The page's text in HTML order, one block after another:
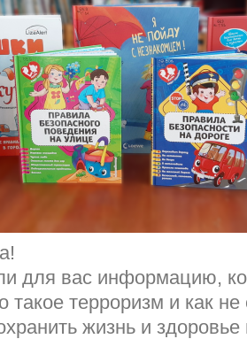
для вас информацию,
такое терроризм и как не
жизнь и